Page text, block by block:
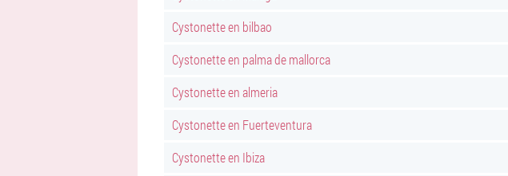
Cystonette en bilbao
Cystonette en palma de mallorca
Cystonette en almeria
Cystonette en Fuerteventura
Cystonette en Ibiza